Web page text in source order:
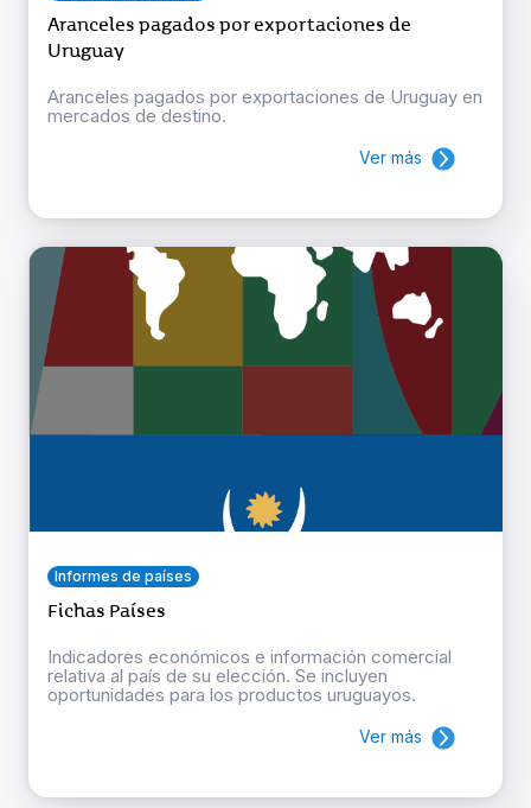
Aranceles pagados por exportaciones de
Uruguay
Aranceles pagados por exportaciones de Uruguay en
mercados de destino.
Ver más
Informes de países
Fichas Países
Indicadores económicos e información comercial
relativa al país de su elección. Se incluyen
oportunidades para los productos uruguayos.
Ver más